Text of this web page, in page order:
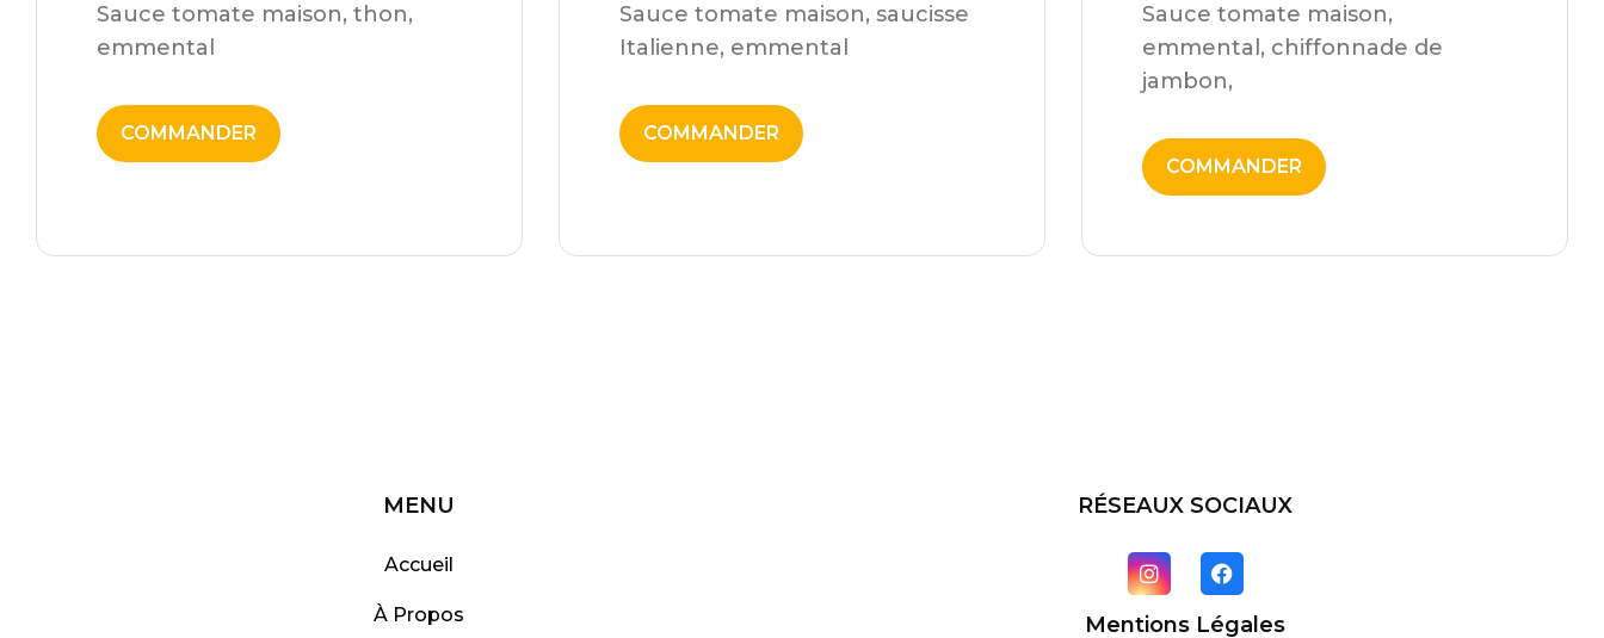
Sauce tomate maison, thon,
emmental
COMMANDER
Sauce tomate maison, saucisse
Italienne, emmental
COMMANDER
Sauce tomate maison,
emmental, chiffonnade de
jambon,
COMMANDER
MENU
Accueil
À Propos
RÉSEAUX SOCIAUX
Mentions Légales